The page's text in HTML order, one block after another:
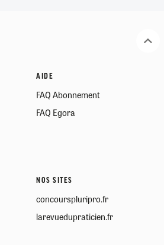
AIDE
FAQ Abonnement
FAQ Egora
NOS SITES
concourspluripro.fr
larevuedupraticien.fr